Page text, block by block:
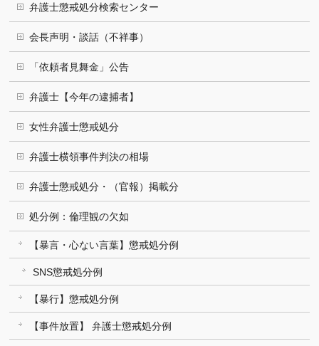
弁護士懲戒処分検索センター
会長声明・談話（不祥事）
「依頼者見舞金」公告
弁護士【今年の逮捕者】
女性弁護士懲戒処分
弁護士横領事件判決の相場
弁護士懲戒処分・（官報）掲載分
処分例：倫理観の欠如
【暴言・心ない言葉】懲戒処分例
SNS懲戒処分例
【暴行】懲戒処分例
【事件放置】 弁護士懲戒処分例